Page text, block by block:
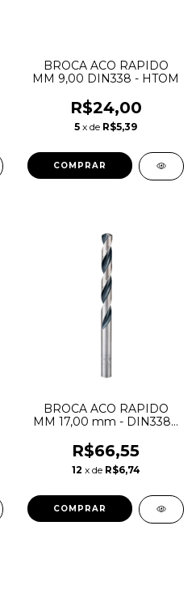
BROCA ACO RAPIDO
MM 9,00 DIN338 - HTOM
R$24,00
5 x de R$5,39
BROCA ACO RAPIDO
MM 17,00 mm - DIN338 -
R$66,55
12 x de R$6,74